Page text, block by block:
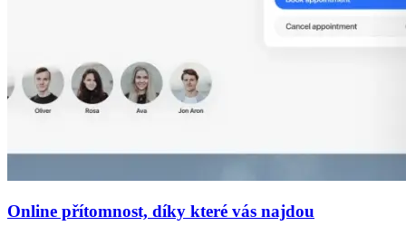
Online přítomnost, díky které vás najdou